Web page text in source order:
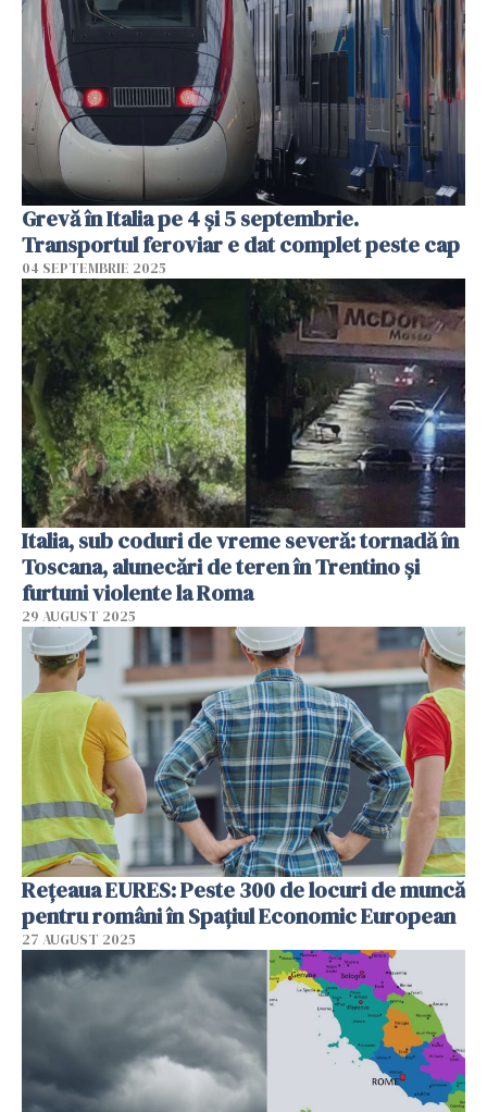
Grevă în Italia pe 4 și 5 septembrie.
Transportul feroviar e dat complet peste cap
04 SEPTEMBRIE 2025
Italia, sub coduri de vreme severă: tornadă în
Toscana, alunecări de teren în Trentino și
furtuni violente la Roma
29 AUGUST 2025
Rețeaua EURES: Peste 300 de locuri de muncă
pentru români în Spațiul Economic European
27 AUGUST 2025